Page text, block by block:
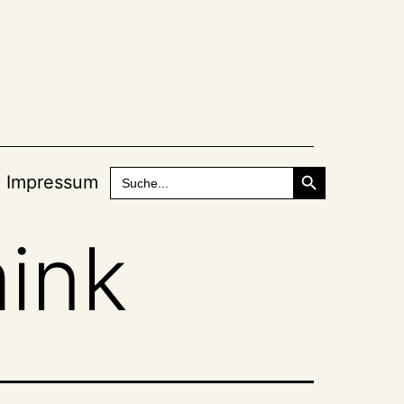
Impressum
Search
for:
Search Button